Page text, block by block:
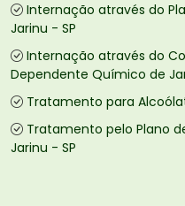
Internação através do
Jarinu - SP
Internação através do
Dependente Químico de
Tratamento para
Tratamento pelo Plano
Jarinu - SP